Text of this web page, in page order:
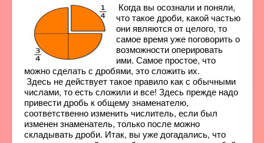
Когда вы осознали и поняли,
что такое дроби, какой частью
они являются от целого, то
самое время уже поговорить о
возможности оперировать
ими. Самое простое, что
можно сделать с дробями, это сложить их.
Здесь не действует такое правило как с обычными
числами, то есть сложили и все! Здесь прежде надо
привести дробь к общему знаменателю,
соответственно изменить числитель, если был
изменен знаменатель, только после можно
складывать дроби. Итак, вы уже догадались, что